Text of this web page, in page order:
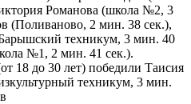
Романова (школа №2, 3
(Поливаново, 2 мин. 38 сек.),
техникум, 3 мин. 40
№1, 2 мин. 41 сек.).
18 до 30 лет) победили Таисия
техникум, 3 мин.